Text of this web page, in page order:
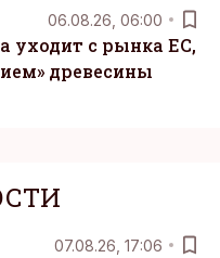
06.08.26, 06:00
уходит с рынка ЕС,
древесины
07.08.26, 17:06